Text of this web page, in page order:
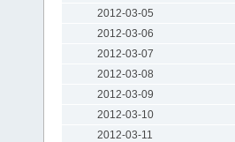
2012-03-05
2012-03-06
2012-03-07
2012-03-08
2012-03-09
2012-03-10
2012-03-11